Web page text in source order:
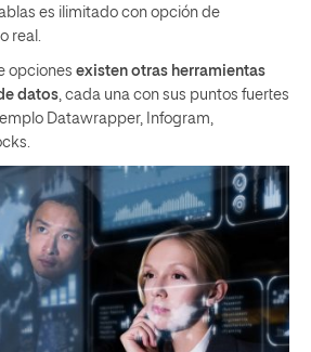
es ilimitado con opción de
real.
opciones existen otras herramientas
datos, cada una con sus puntos fuertes
Datawrapper, Infogram,